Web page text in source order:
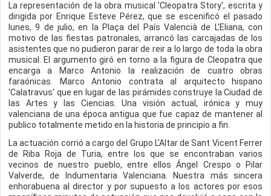
La representación de la obra musical 'Cleopatra Story', escrita y
dirigida por Enrique Esteve Pérez, que se escenificó el pasado
lunes, 9 de julio, en la Plaça del País Valencià de L'Eliana, con
motivo de las fiestas patronales, arrancó las carcajadas de los
asistentes que no pudieron parar de reir a lo largo de toda la obra
musical. El argumento giró en torno a la figura de Cleopatra que
encarga a Marco Antonio la realización de cuatro obras
faraónicas. Marco Antonio contrata al arquitecto hispano
'Calatravus' que en lugar de las pirámides construye la Ciudad de
las Artes y las Ciencias. Una visión actual, irónica y muy
valenciana de una época antigua que fue capaz de mantener al
publico totalmente metido en la historia de principio a fin.
La actuación corrió a cargo del Grupo L'Altar de Sant Vicent Ferrer
de Riba Roja de Turia, entre los que se encontraban varios
vecinos de nuestro pueblo, entre ellos Ángel Crespo o Pilar
Valverde, de Indumentaria Valenciana. Nuestra más sincera
enhorabuena al director y por supuesto a los actores por esos